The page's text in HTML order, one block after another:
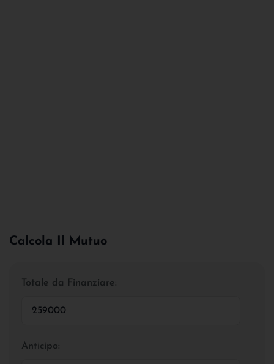
Calcola Il Mutuo
Totale da Finanziare:
Anticipo: